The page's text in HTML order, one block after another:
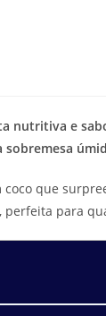
nutritiva e
coco que
para